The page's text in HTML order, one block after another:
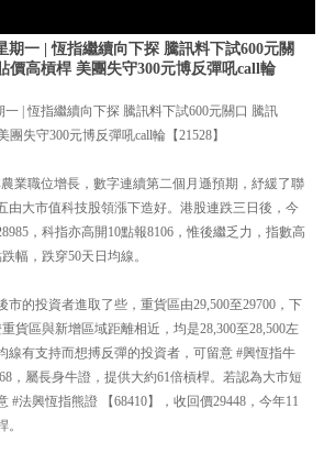
期一 | 恆指繼續向下探 騰訊料下試600元關
價高槓桿 美團失守300元博反彈吼call輪
一 | 恆指繼續向下探 騰訊料下試600元關口 騰訊
團失守300元博反彈吼call輪【21528】
業職位增長，數字連續第二個月遜預期，紓緩了聯
由大市值科技股領漲下造好。港股連跌三日後，今
，科指亦高開10點報8106，惟後繼乏力，指數高
幅，跌穿50天日均線。
市的投資者進取了些，重貨區由29,500至29700，下
貨區與新增區域距離相近，均是28,300至28,500左
線有支持而想搏反彈的投資者，可留意 #興恆指牛
，屬長身牛證，提供大約61倍槓桿。若認為大市短
#法興恆指熊證 【68410】，收回價29448，今年11